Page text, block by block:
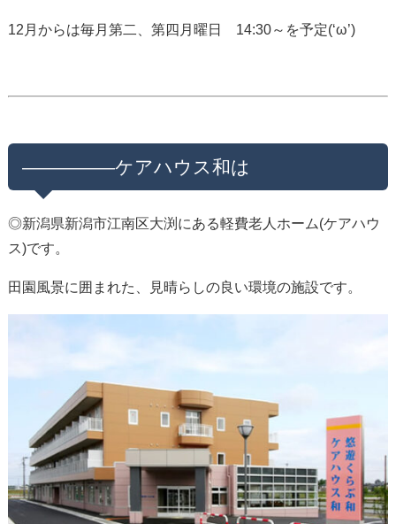
12月からは毎月第二、第四月曜日 14:30～を予定(‘ω’)
—————ケアハウス和は
◎新潟県新潟市江南区大渕にある軽費老人ホーム(ケアハウ
ス)です。
田園風景に囲まれた、見晴らしの良い環境の施設です。